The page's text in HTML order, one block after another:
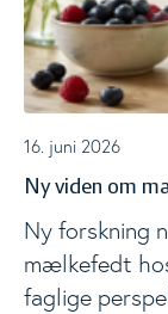
16. juni 2026
Ny viden om
Ny forskning
mælkefedt
faglige